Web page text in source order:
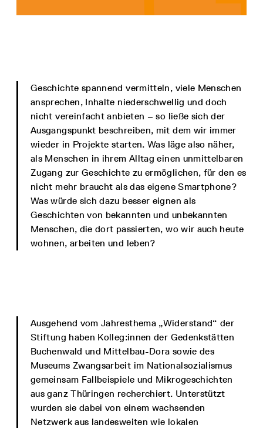
Geschichte spannend vermitteln, viele Menschen
ansprechen, Inhalte niederschwellig und doch
nicht vereinfacht anbieten – so ließe sich der
Ausgangspunkt beschreiben, mit dem wir immer
wieder in Projekte starten. Was läge also näher,
als Menschen in ihrem Alltag einen unmittelbaren
Zugang zur Geschichte zu ermöglichen, für den es
nicht mehr braucht als das eigene Smartphone?
Was würde sich dazu besser eignen als
Geschichten von bekannten und unbekannten
Menschen, die dort passierten, wo wir auch heute
wohnen, arbeiten und leben?
Ausgehend vom Jahresthema „Widerstand“ der
Stiftung haben Kolleg:innen der Gedenkstätten
Buchenwald und Mittelbau-Dora sowie des
Museums Zwangsarbeit im Nationalsozialismus
gemeinsam Fallbeispiele und Mikrogeschichten
aus ganz Thüringen recherchiert. Unterstützt
wurden sie dabei von einem wachsenden
Netzwerk aus landesweiten wie lokalen